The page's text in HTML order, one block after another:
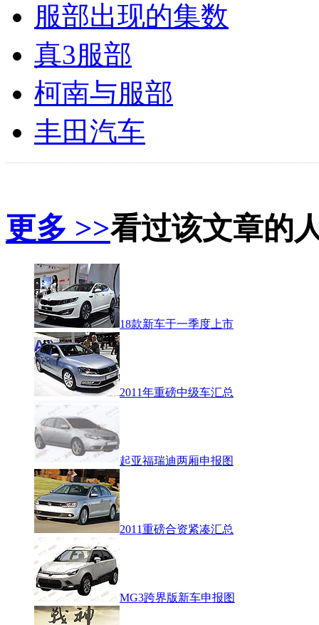
服部出现的集数
真3服部
柯南与服部
丰田汽车
更多 >>看过该文章的
18款新车于一季度上市
2011年重磅中级车汇总
起亚福瑞迪两厢申报图
2011重磅合资紧凑汇总
MG3跨界版新车申报图